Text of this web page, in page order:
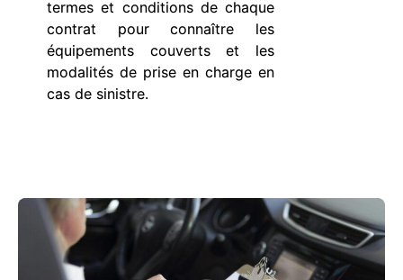
termes et conditions de chaque
contrat pour connaître les
équipements couverts et les
modalités de prise en charge en
cas de sinistre.